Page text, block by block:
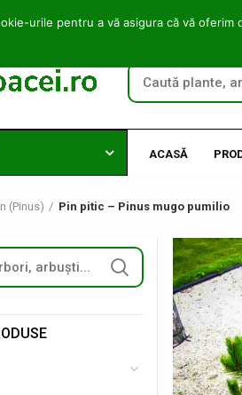
ACASĂ
(Pinus) Pin pitic – Pinus mugo pumilio
urile pentru a vă asigura că vă